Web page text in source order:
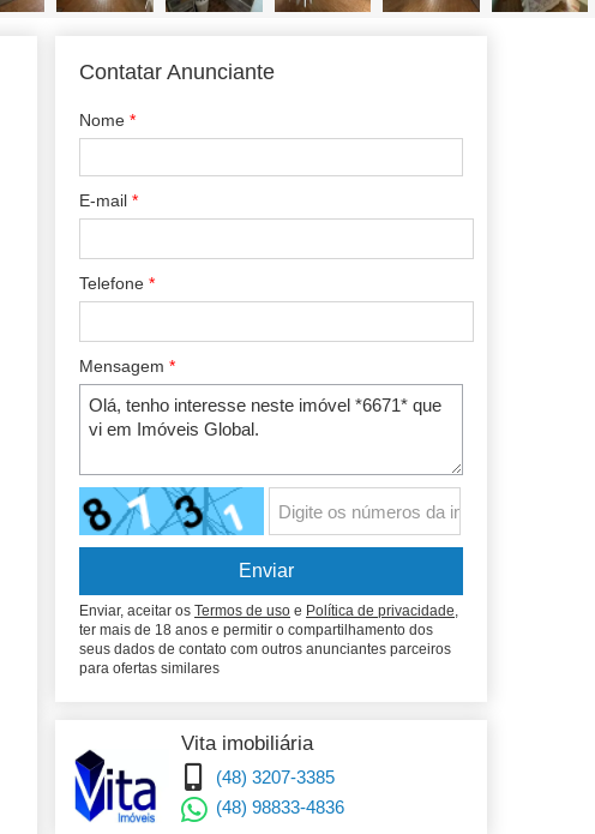
Contatar Anunciante
Nome *
E-mail *
Telefone *
Mensagem *
Enviar, aceitar os Termos de uso e Política de privacidade,
ter mais de 18 anos e permitir o compartilhamento dos
seus dados de contato com outros anunciantes parceiros
para ofertas similares
Vita imobiliária
(48) 3207-3385
(48) 98833-4836